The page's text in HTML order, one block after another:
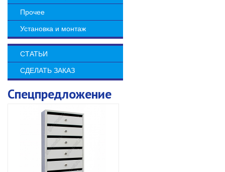
Прочее
Установка и монтаж
СТАТЬИ
СДЕЛАТЬ ЗАКАЗ
Спецпредложение